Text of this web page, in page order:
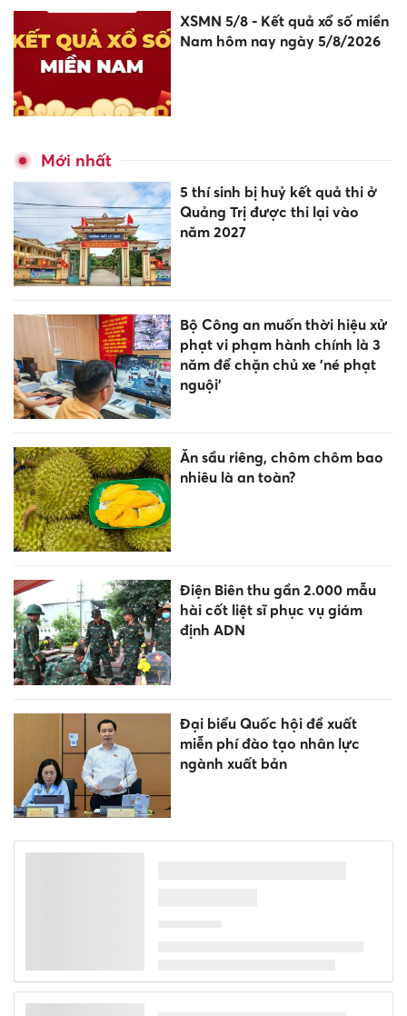
XSMN 5/8 - Kết quả xổ số miền
Nam hôm nay ngày 5/8/2026
Mới nhất
5 thí sinh bị huỷ kết quả thi ở
Quảng Trị được thi lại vào
năm 2027
Bộ Công an muốn thời hiệu xử
phạt vi phạm hành chính là 3
năm để chặn chủ xe 'né phạt
nguội’
Ăn sầu riêng, chôm chôm bao
nhiêu là an toàn?
Điện Biên thu gần 2.000 mẫu
hài cốt liệt sĩ phục vụ giám
định ADN
Đại biểu Quốc hội đề xuất
miễn phí đào tạo nhân lực
ngành xuất bản
Giáo sư đạt giải Fields 2026